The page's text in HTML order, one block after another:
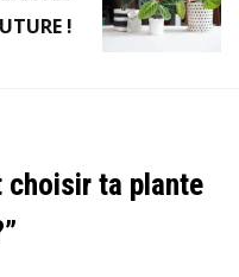
!
choisir ta plante